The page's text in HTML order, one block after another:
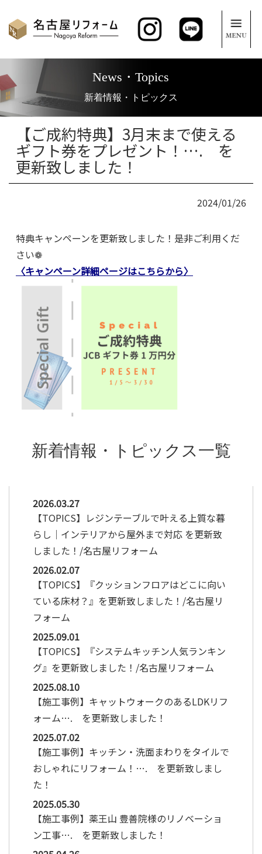
News・Topics
新着情報・トピックス
【ご成約特典】3月末まで使える
ギフト券をプレゼント！…. を
更新致しました！
2024/01/26
特典キャンペーンを更新致しました！是非ご利用くだ
さい❁
〈キャンペーン詳細ページはこちらから〉
2026.03.27
【TOPICS】レジンテーブルで叶える上質な暮
らし｜インテリアから屋外まで対応 を更新致
しました！/名古屋リフォーム
2026.02.07
【TOPICS】『クッションフロアはどこに向い
ている床材？』を更新致しました！/名古屋リ
フォーム
2025.09.01
【TOPICS】『システムキッチン人気ランキン
グ』を更新致しました！/名古屋リフォーム
2025.08.10
【施工事例】キャットウォークのあるLDKリフ
ォーム…. を更新致しました！
2025.07.02
【施工事例】キッチン・洗面まわりをタイルで
おしゃれにリフォーム！…. を更新致しまし
た！
2025.05.30
【施工事例】薬王山 豊善院様のリノベーショ
ン工事…. を更新致しました！